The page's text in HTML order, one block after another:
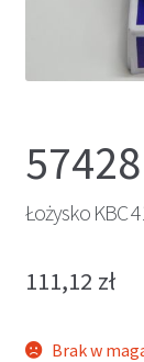
Łożysko KBC
111,12 zł
Brak w